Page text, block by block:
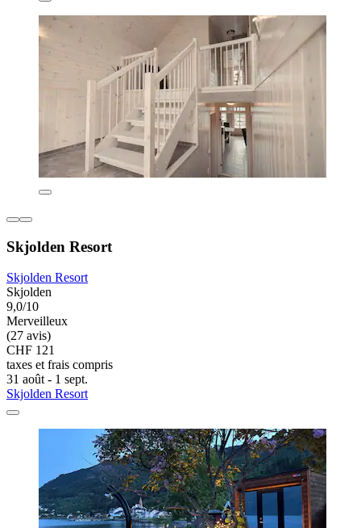
Skjolden Resort
Skjolden Resort
Skjolden
9,0/10
Merveilleux
(27 avis)
CHF 121
taxes et frais compris
31 août - 1 sept.
Skjolden Resort